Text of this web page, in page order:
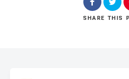
SHARE THIS